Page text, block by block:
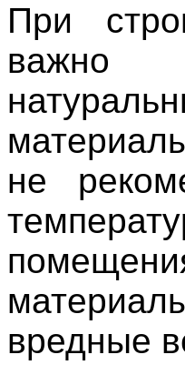
При
важно
не
вредные